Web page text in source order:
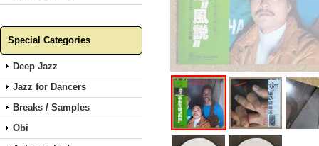
Special Categories
Deep Jazz
Jazz for Dancers
Breaks / Samples
Obi